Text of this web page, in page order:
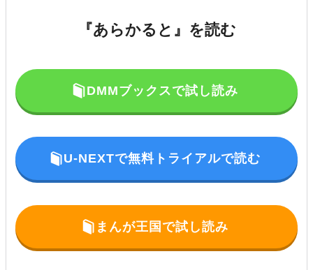
『あらかると』を読む
DMMブックスで試し読み
U-NEXTで無料トライアルで読む
まんが王国で試し読み